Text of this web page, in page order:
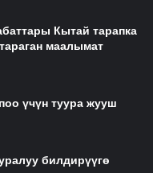
Кытай тарапка
маалымат
үчүн туура жууш
билдирүүгө